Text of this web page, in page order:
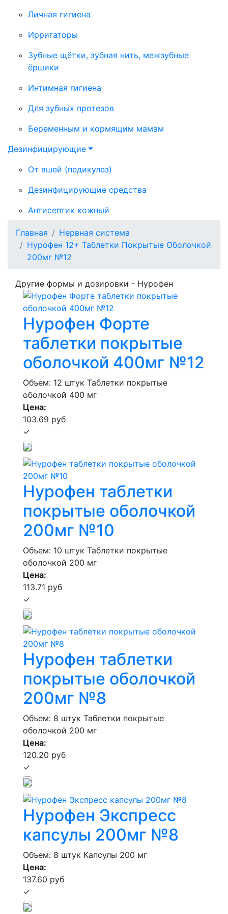
Личная гигиена
Ирригаторы
Зубные щётки, зубная нить, межзубные
ёршики
Интимная гигиена
Для зубных протезов
Беременным и кормящим мамам
Дезинфицирующие
От вшей (педикулез)
Дезинфицирующие средства
Антисептик кожный
Главная
Нервная система
Нурофен 12+ Таблетки Покрытые Оболочкой
200мг №12
Другие формы и дозировки - Нурофен
Нурофен Форте
таблетки покрытые
оболочкой 400мг №12
Объем: 12 штук Таблетки покрытые
оболочкой 400 мг
Цена:
103.69 руб
✓
Нурофен таблетки
покрытые оболочкой
200мг №10
Объем: 10 штук Таблетки покрытые
оболочкой 200 мг
Цена:
113.71 руб
✓
Нурофен таблетки
покрытые оболочкой
200мг №8
Объем: 8 штук Таблетки покрытые
оболочкой 200 мг
Цена:
120.20 руб
✓
Нурофен Экспресс
капсулы 200мг №8
Объем: 8 штук Капсулы 200 мг
Цена:
137.60 руб
✓